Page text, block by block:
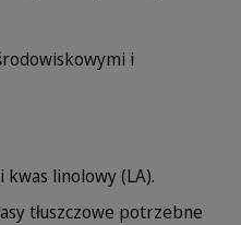
i
kwas linolowy (LA).
tłuszczowe potrzebne